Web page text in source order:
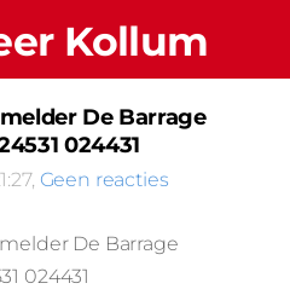
Kollum
De Barrage
024431
Geen reacties
De Barrage
024431